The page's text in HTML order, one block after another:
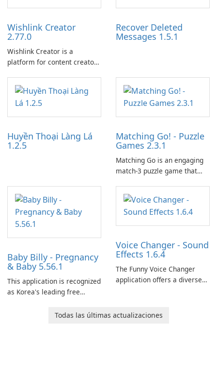
Wishlink Creator
2.77.0
Wishlink Creator is a
platform for content creators
work through built-in brand
partnerships and integrated
tools for content distribution
and audience engagement.
Recover Deleted
Messages 1.5.1
Huyền Thoại Làng Lá
1.2.5
Matching Go! - Puzzle
Games 2.3.1
Matching Go is an engaging
match-3 puzzle game that
and her charming corgi,
Ollie, on an adventurous
journey across diverse
landscapes.
Baby Billy - Pregnancy
& Baby 5.56.1
This application is recognized
as Korea's leading free
baby tracking, offering
Voice Changer - Sound
Effects 1.6.4
The Funny Voice Changer
application offers a diverse
users with robust
Todas las últimas actualizaciones